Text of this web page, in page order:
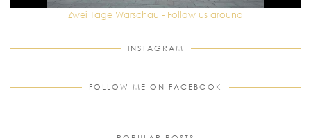
Zwei Tage Warschau - Follow us around
INSTAGRAM
FOLLOW ME ON FACEBOOK